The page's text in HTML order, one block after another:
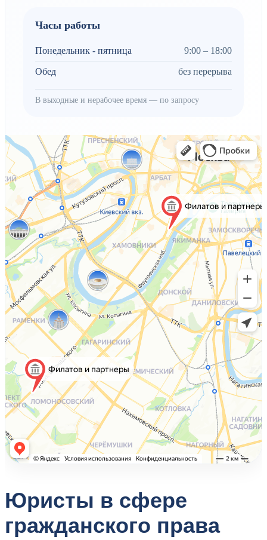
Часы работы
Понедельник - пятница 9:00 – 18:00
Обед без перерыва
В выходные и нерабочее время — по запросу
Юристы в сфере
гражданского права